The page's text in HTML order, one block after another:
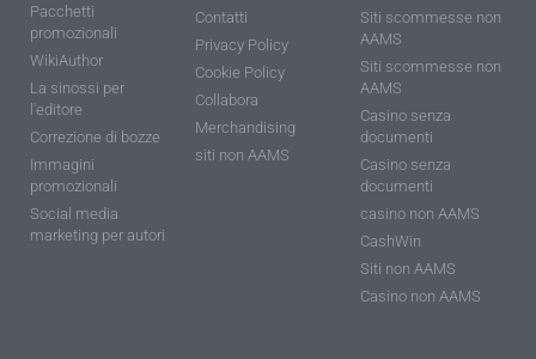
Pacchetti
promozionali
WikiAuthor
La sinossi per
l'editore
Correzione di bozze
Immagini
promozionali
Social media
marketing per autori
Contatti
Privacy Policy
Cookie Policy
Collabora
Merchandising
siti non AAMS
Siti scommesse non
AAMS
Siti scommesse non
AAMS
Casino senza
documenti
Casino senza
documenti
casino non AAMS
CashWin
Siti non AAMS
Casino non AAMS